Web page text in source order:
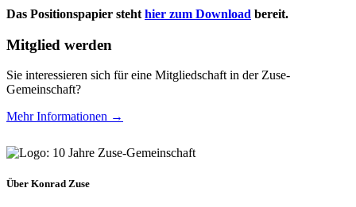
Das Positionspapier steht hier zum Download bereit.
Mitglied werden
Sie interessieren sich für eine Mitgliedschaft in der Zuse-
Gemeinschaft?
Mehr Informationen →
Über Konrad Zuse